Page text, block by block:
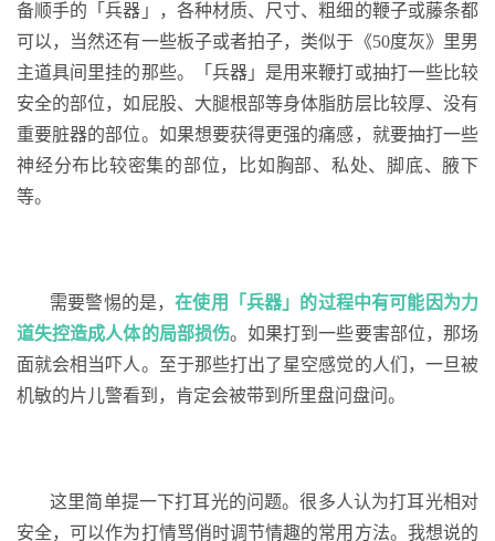
备顺手的「兵器」，各种材质、尺寸、粗细的鞭子或藤条都
可以，当然还有一些板子或者拍子，类似于《50度灰》里男
主道具间里挂的那些。「兵器」是用来鞭打或抽打一些比较
安全的部位，如屁股、大腿根部等身体脂肪层比较厚、没有
重要脏器的部位。如果想要获得更强的痛感，就要抽打一些
神经分布比较密集的部位，比如胸部、私处、脚底、腋下
等。
需要警惕的是，在使用「兵器」的过程中有可能因为力
道失控造成人体的局部损伤。如果打到一些要害部位，那场
面就会相当吓人。至于那些打出了星空感觉的人们，一旦被
机敏的片儿警看到，肯定会被带到所里盘问盘问。
这里简单提一下打耳光的问题。很多人认为打耳光相对
安全，可以作为打情骂俏时调节情趣的常用方法。我想说的